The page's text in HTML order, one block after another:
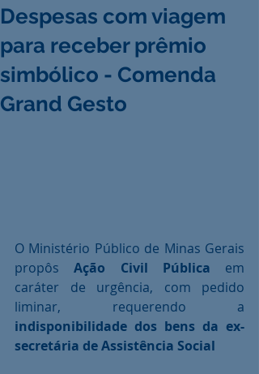
Despesas com viagem
para receber prêmio
simbólico - Comenda
Grand Gesto
O Ministério Público de Minas Gerais
propôs Ação Civil Pública em
caráter de urgência, com pedido
indisponibilidade dos bens da ex-
secretária de Assistência Social